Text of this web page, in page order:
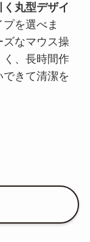
丸型デザイ
を選べま
ズなマウス操
く、長時間作
きて清潔を